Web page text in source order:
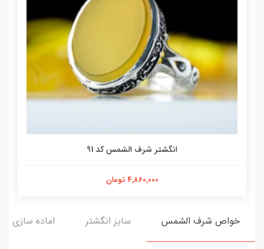
انگشتر شرف الشمس کد 91
4,860,000 تومان
خواص شرف الشمس سایز انگشتر اماده سازی و